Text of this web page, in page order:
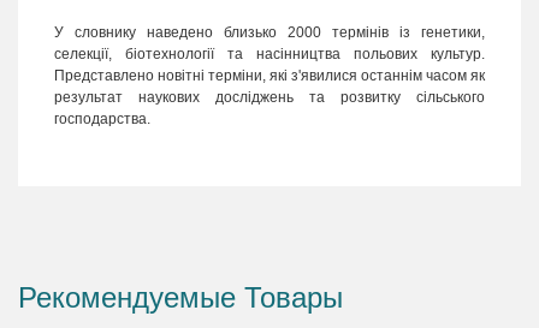
У словнику наведено близько 2000 термінів із генетики,
селекції, біотехнології та насінництва польових культур.
Представлено новітні терміни, які з'явилися останнім часом як
результат наукових досліджень та розвитку сільського
господарства.
Рекомендуемые Товары